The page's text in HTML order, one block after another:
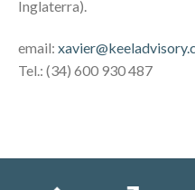
Inglaterra).
email:
Tel.: (34) 600 930 487